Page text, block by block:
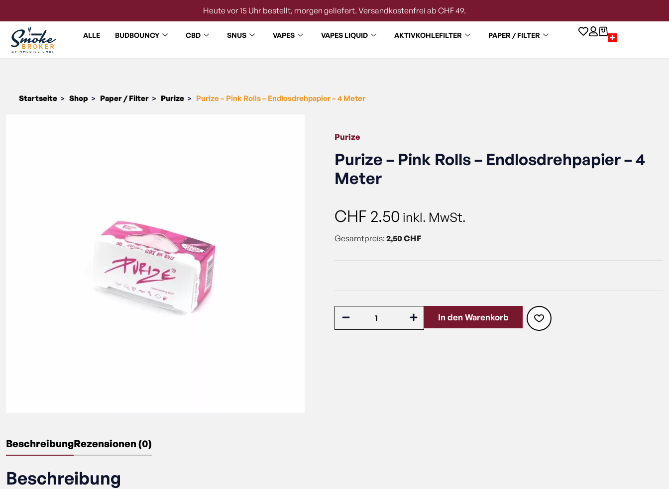
Heute vor 15 Uhr bestellt, morgen geliefert. Versandkostenfrei ab CHF 49.
ALLE BUDBOUNCY CBD SNUS VAPES VAPES LIQUID AKTIVKOHLEFILTER PAPER / FILTER
Startseite > Shop > Paper / Filter > Purize > Purize – Pink Rolls – Endlosdrehpapier – 4 Meter
Purize
Purize – Pink Rolls – Endlosdrehpapier – 4
Meter
CHF 2.50 inkl. MwSt.
Gesamtpreis: 2,50 CHF
In den Warenkorb
BeschreibungRezensionen (0)
Beschreibung